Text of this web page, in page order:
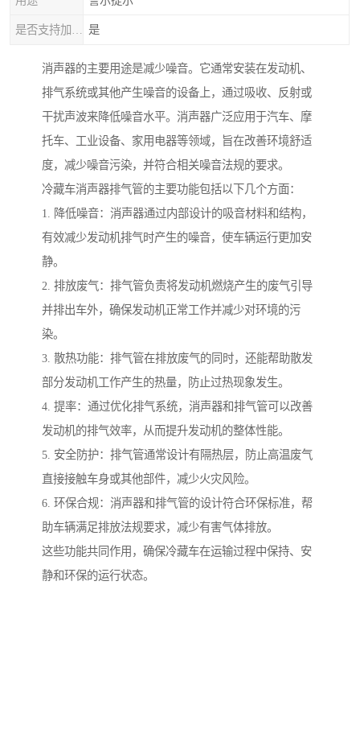
是
消声器的主要用途是减少噪音。它通常安装在发动机、
排气系统或其他产生噪音的设备上，通过吸收、反射或
干扰声波来降低噪音水平。消声器广泛应用于汽车、摩
托车、工业设备、家用电器等领域，旨在改善环境舒适
度，减少噪音污染，并符合相关噪音法规的要求。
冷藏车消声器排气管的主要功能包括以下几个方面：
1. 降低噪音：消声器通过内部设计的吸音材料和结构，
有效减少发动机排气时产生的噪音，使车辆运行更加安
静。
2. 排放废气：排气管负责将发动机燃烧产生的废气引导
并排出车外，确保发动机正常工作并减少对环境的污
染。
3. 散热功能：排气管在排放废气的同时，还能帮助散发
部分发动机工作产生的热量，防止过热现象发生。
4. 提率：通过优化排气系统，消声器和排气管可以改善
发动机的排气效率，从而提升发动机的整体性能。
5. 安全防护：排气管通常设计有隔热层，防止高温废气
直接接触车身或其他部件，减少火灾风险。
6. 环保合规：消声器和排气管的设计符合环保标准，帮
助车辆满足排放法规要求，减少有害气体排放。
这些功能共同作用，确保冷藏车在运输过程中保持、安
静和环保的运行状态。